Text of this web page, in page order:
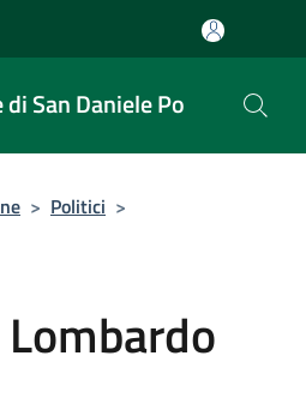
San Daniele Po
> Politici >